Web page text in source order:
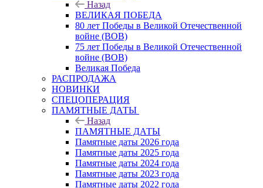
Назад
ВЕЛИКАЯ ПОБЕДА
80 лет Победы в Великой Отечественной
войне (ВОВ)
75 лет Победы в Великой Отечественной
войне (ВОВ)
Великая Победа
РАСПРОДАЖА
НОВИНКИ
СПЕЦОПЕРАЦИЯ
ПАМЯТНЫЕ ДАТЫ
Назад
ПАМЯТНЫЕ ДАТЫ
Памятные даты 2026 года
Памятные даты 2025 года
Памятные даты 2024 года
Памятные даты 2023 года
Памятные даты 2022 года